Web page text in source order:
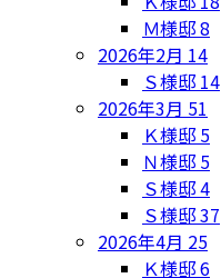
Ｍ様邸8
2026年2月 14
Ｓ様邸 14
2026年3月 51
Ｋ様邸 5
Ｎ様邸 5
Ｓ様邸4
Ｓ様邸37
2026年4月 25
Ｋ様邸6